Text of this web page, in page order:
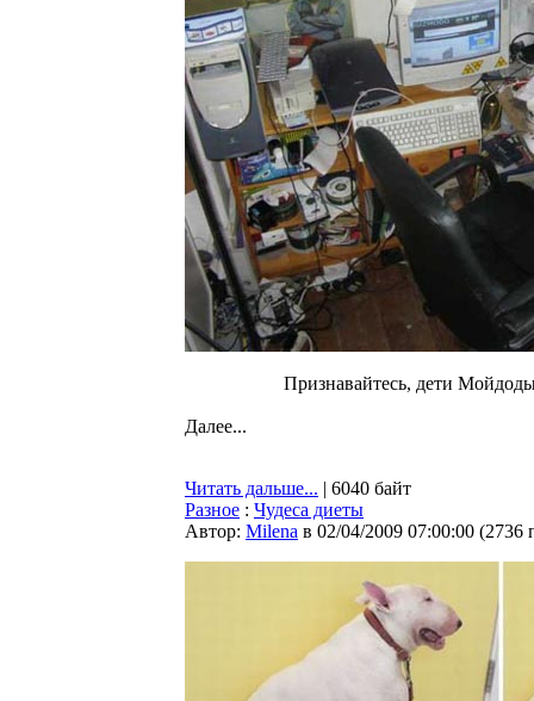
Признавайтесь, дети
Далее...
Читать дальше... | 6040 байт
Разное : Чудеса диеты
Автор: Milena в 02/04/2009 07:00:00 (2736